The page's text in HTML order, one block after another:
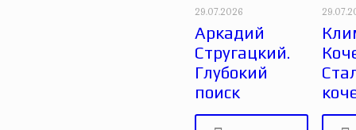
29.07.2026
Аркадий
Стругацкий.
Глубокий
поиск